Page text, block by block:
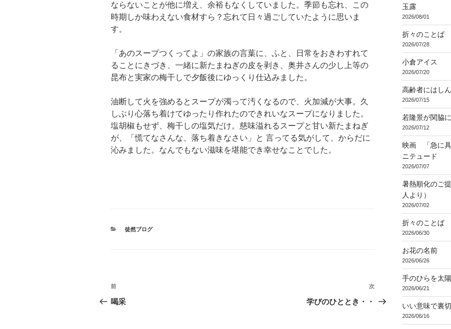
ならないことが他に増え、余裕もなくしていました。季節も忘れ、この
時期しか味わえない食材すら？忘れて日々過ごしていたように思いま
す。
「あのスープつくってよ」の家族の言葉に、ふと、日常をおきわすれて
ることにきづき、一緒に新たまねぎの皮を剥き、奥井さんの少し上等の
昆布と実家の梅干しで夕飯後にゆっくり仕込みました。
油断して火を強めるとスープが濁って汚くなるので、火加減が大事。久
しぶり心落ち着けてゆったり作れたのできれいなスープになりました。
塩胡椒もせず、梅干しの塩気だけ。慈味溢れるスープと甘い新たまねぎ
が、「慌てなさんな、落ち着きなさい」と 言ってる気がして、からだに
沁みました。なんでもない滋味を堪能でき幸せなことでした。
カ
徒然ブログ
投
稿
前
の
前
喝采
次
の
次
学びのひととき・・
玉露
2026/08/01
折々のことば
2026/07/28
小倉アイス
2026/07/20
高齢者にはし
2026/07/15
若隆景が関脇に
2026/07/12
映画 「急に具
ニテュード
2026/07/07
暑熱順化のご
人より）
2026/07/02
折々のことば
2026/06/30
お花の名前
2026/06/26
手のひらを太
2026/06/21
いい意味で裏
2026/06/16